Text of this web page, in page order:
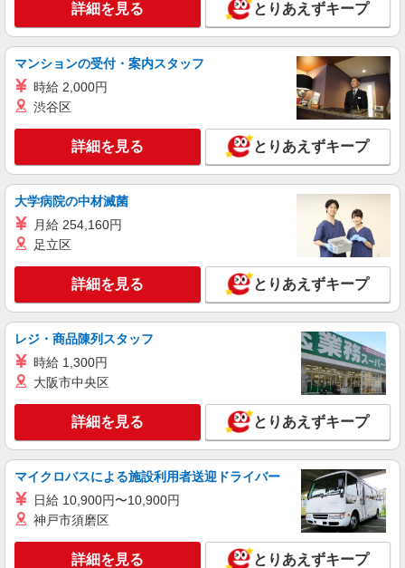
詳細を見る とりあえずキープ
マンションの受付・案内スタッフ
時給 2,000円
渋谷区
詳細を見る とりあえずキープ
大学病院の中材滅菌
月給 254,160円
足立区
詳細を見る とりあえずキープ
レジ・商品陳列スタッフ
時給 1,300円
大阪市中央区
詳細を見る とりあえずキープ
マイクロバスによる施設利用者送迎ドライバー
日給 10,900円〜10,900円
神戸市須磨区
詳細を見る とりあえずキープ